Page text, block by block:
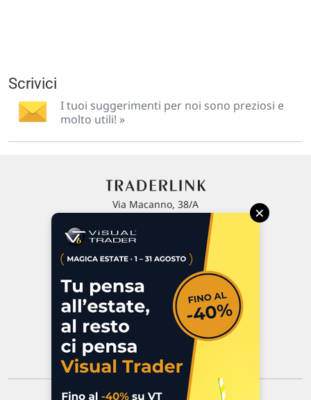
Scrivici
I tuoi suggerimenti per noi sono preziosi e
molto utili! »
Via Macanno, 38/A
P.IVA 02 452 460 401
Commenti e segnalazioni
Contattaci
×